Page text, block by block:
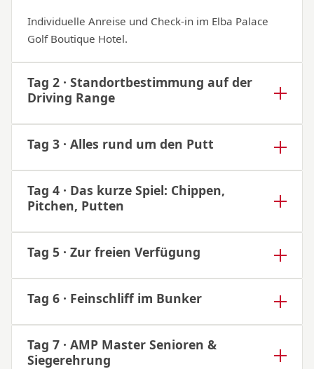
Individuelle Anreise und Check-in im Elba Palace
Golf Boutique Hotel.
Tag 2 · Standortbestimmung auf der
Driving Range
Tag 3 · Alles rund um den Putt
Tag 4 · Das kurze Spiel: Chippen,
Pitchen, Putten
Tag 5 · Zur freien Verfügung
Tag 6 · Feinschliff im Bunker
Tag 7 · AMP Master Senioren &
Siegerehrung